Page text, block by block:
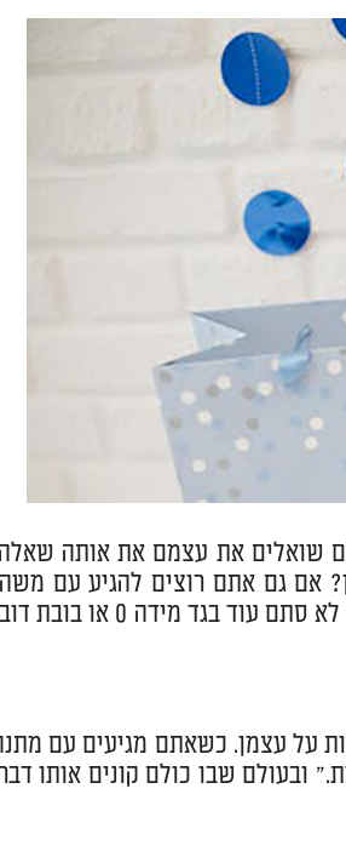
שואלים את עצמם את אותה
אם גם אתם רוצים להגיע עם
שיגרום לעיניים להיפתח לרווחה, אתם במקום הנכון. הכנו לכם רשימה של 10 מתנות שהן לא סתם עוד בגד מידה
על עצמן. כשאתם מגיעים עם
ובעולם שבו כולם קונים אותו